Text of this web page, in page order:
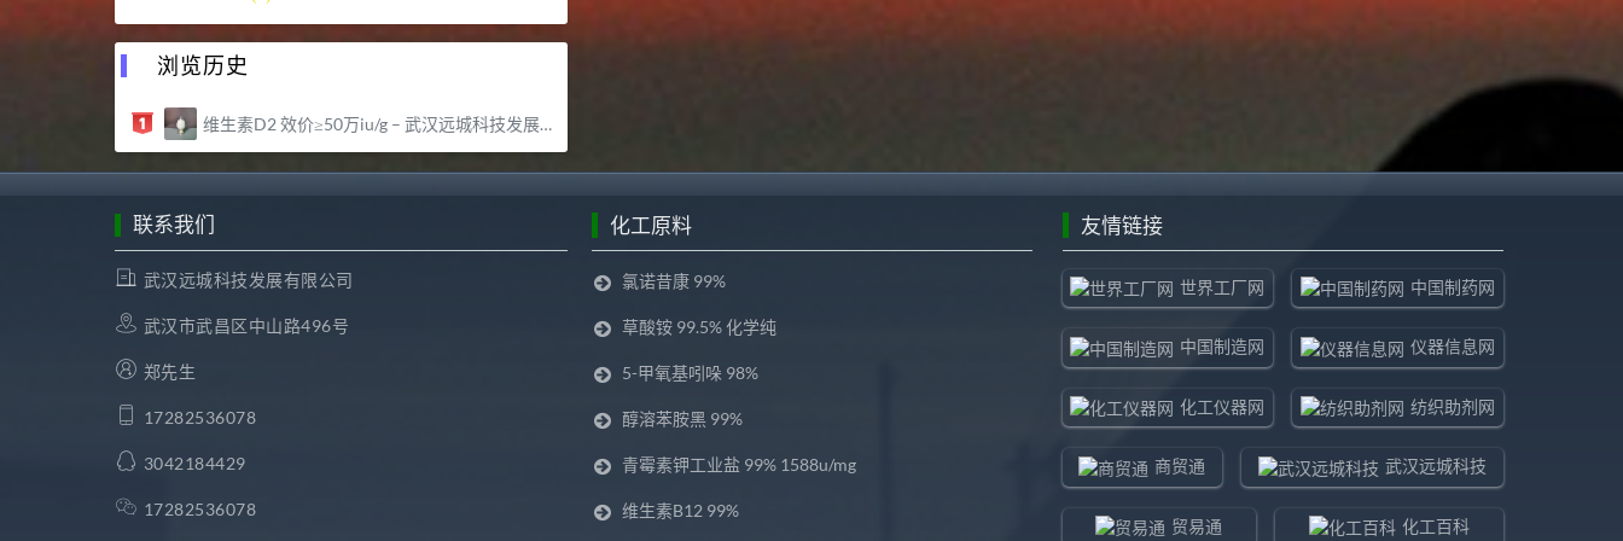
浏览历史
维生素D2 效价≥50万iu/g – 武汉远城科技发展有限公司
联系我们
武汉远城科技发展有限公司
武汉市武昌区中山路496号
郑先生
17282536078
3042184429
17282536078
化工原料
氯诺昔康 99%
草酸铵 99.5% 化学纯
5-甲氧基吲哚 98%
醇溶苯胺黑 99%
青霉素钾工业盐 99% 1588u/mg
维生素B12 99%
友情链接
世界工厂网 中国制药网
中国制造网 仪器信息网
化工仪器网 纺织助剂网
商贸通 武汉远城科技
贸易通 化工百科